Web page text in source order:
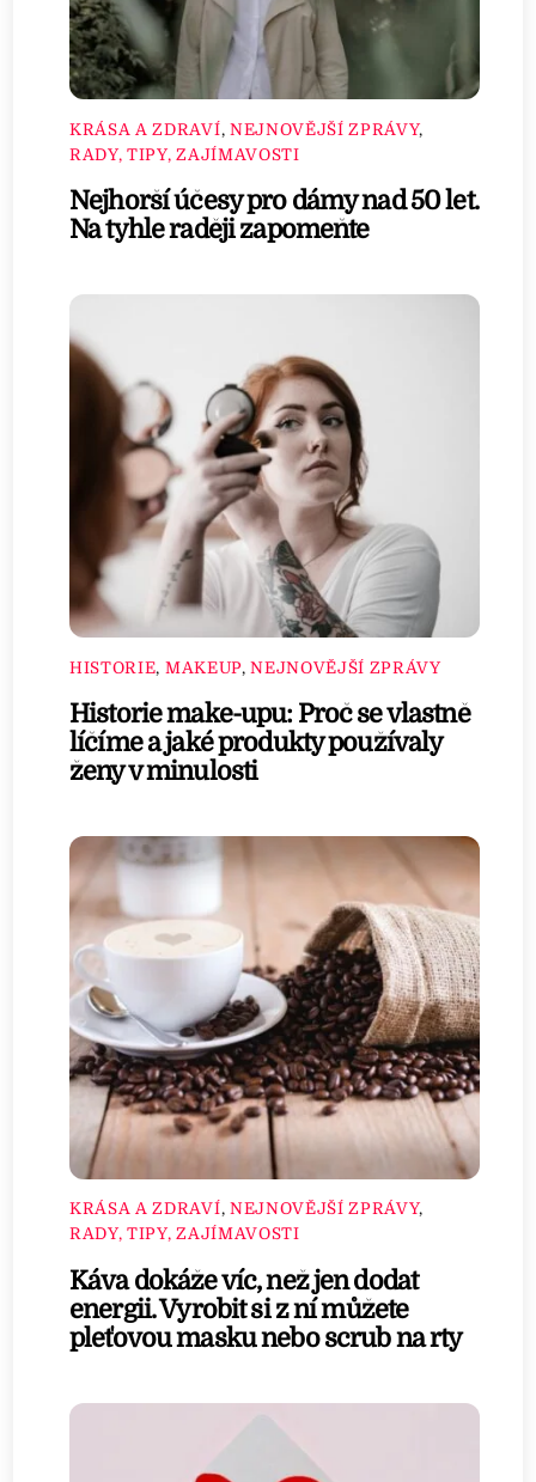
KRÁSA A ZDRAVÍ, NEJNOVĚJŠÍ ZPRÁVY,
RADY, TIPY, ZAJÍMAVOSTI
Nejhorší účesy pro dámy nad 50 let.
Na tyhle raději zapomeňte
HISTORIE, MAKEUP,NEJNOVĚJŠÍ ZPRÁVY
Historie make-upu: Proč se vlastně
líčíme a jaké produkty používaly
ženy v minulosti
KRÁSA A ZDRAVÍ, NEJNOVĚJŠÍ ZPRÁVY,
RADY, TIPY, ZAJÍMAVOSTI
Káva dokáže víc, než jen dodat
energii. Vyrobit si z ní můžete
pleťovou masku nebo scrub na rty